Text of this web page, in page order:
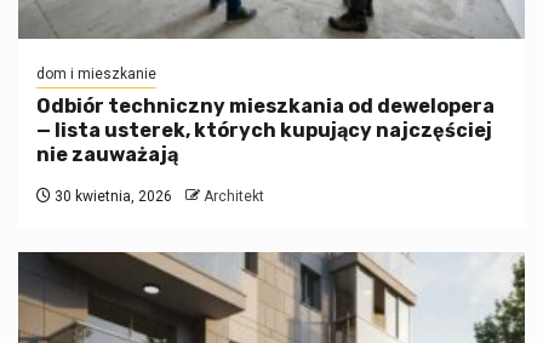
dom i mieszkanie
Odbiór techniczny mieszkania od dewelopera
— lista usterek, których kupujący najczęściej
nie zauważają
30 kwietnia, 2026 Architekt